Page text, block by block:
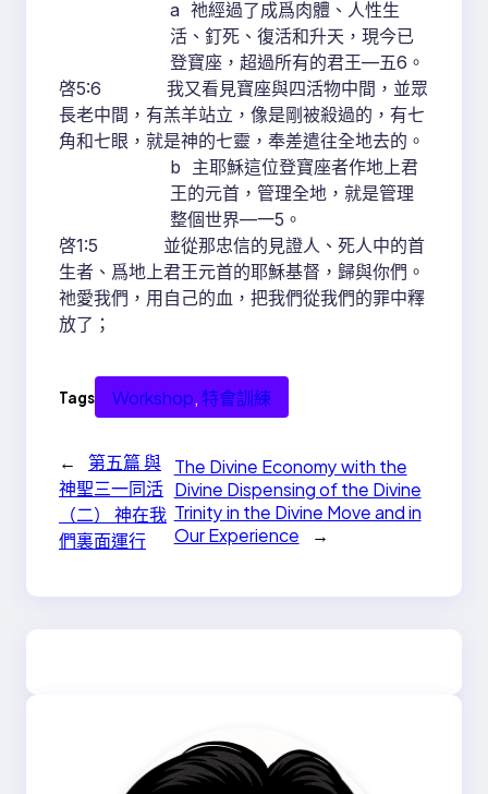
a 祂經過了成爲肉體、人性生
活、釘死、復活和升天，現今已
登寶座，超過所有的君王—五6。
啓5:6 我又看見寶座與四活物中間，並眾
長老中間，有羔羊站立，像是剛被殺過的，有七
角和七眼，就是神的七靈，奉差遣往全地去的。
b 主耶穌這位登寶座者作地上君
王的元首，管理全地，就是管理
整個世界—一5。
啓1:5 並從那忠信的見證人、死人中的首
生者、爲地上君王元首的耶穌基督，歸與你們。
祂愛我們，用自己的血，把我們從我們的罪中釋
放了；
Tags Workshop, 特會訓練
←
第五篇 與
神聖三一同活
（二） 神在我
們裏面運行
The Divine Economy with the
Divine Dispensing of the Divine
Trinity in the Divine Move and in
Our Experience
→